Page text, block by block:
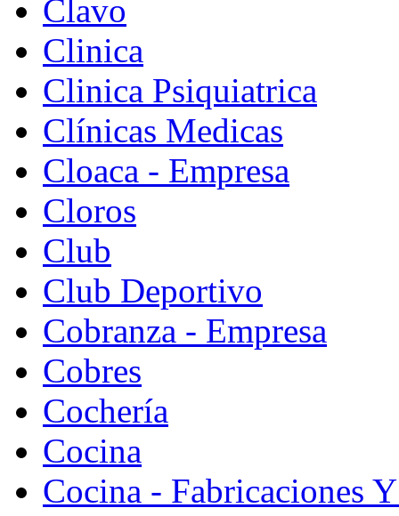
Clavo
Clinica
Clinica Psiquiatrica
Clínicas Medicas
Cloaca - Empresa
Cloros
Club
Club Deportivo
Cobranza - Empresa
Cobres
Cochería
Cocina
Cocina - Fabricaciones